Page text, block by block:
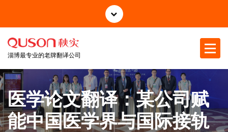
正
淄博最专业的老牌翻译公司
医学论文翻译：某公司赋
能中国医学界与国际接轨